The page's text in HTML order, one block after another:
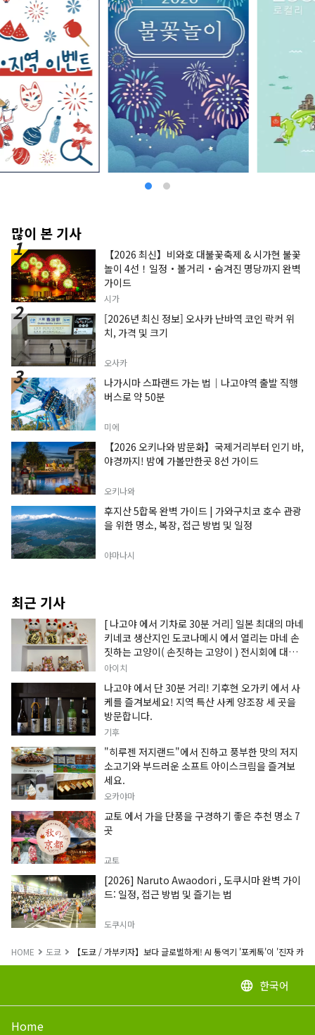
많이 본 기사
【2026 최신】비와호 대불꽃축제 & 시가현 불꽃
놀이 4선！일정・볼거리・숨겨진 명당까지 완벽
가이드
시가
[2026년 최신 정보] 오사카 난바역 코인 락커 위
치, 가격 및 크기
오사카
나가시마 스파랜드 가는 법｜나고야역 출발 직행
버스로 약 50분
미에
【2026 오키나와 밤문화】국제거리부터 인기 바,
야경까지! 밤에 가볼만한곳 8선 가이드
오키나와
후지산 5합목 완벽 가이드 | 가와구치코 호수 관광
을 위한 명소, 복장, 접근 방법 및 일정
야마나시
최근 기사
[ 나고야 에서 기차로 30분 거리] 일본 최대의 마네
키네코 생산지인 도코나메시 에서 열리는 마네 손
짓하는 고양이( 손짓하는 고양이 ) 전시회에 대한
정보입니다.
아이치
나고야 에서 단 30분 거리! 기후현 오가키 에서 사
케를 즐겨보세요! 지역 특산 사케 양조장 세 곳을
방문합니다.
기후
"히루젠 저지랜드"에서 진하고 풍부한 맛의 저지
소고기와 부드러운 소프트 아이스크림을 즐겨보
세요.
오카야마
교토 에서 가을 단풍을 구경하기 좋은 추천 명소 7
곳
교토
[2026] Naruto Awaodori , 도쿠시마 완벽 가이
드: 일정, 접근 방법 및 즐기는 법
도쿠시마
HOME 도쿄 【도쿄 / 가부키자】보다 글로벌하게! AI 통역기 '포케톡'이 '진자 카부
language 한국어
Home